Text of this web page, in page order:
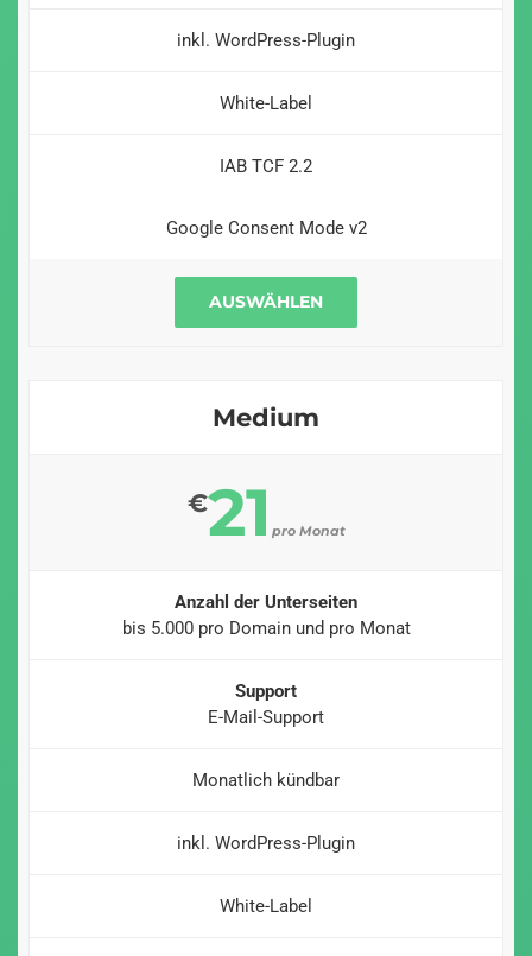
inkl. WordPress-Plugin
White-Label
IAB TCF 2.2
Google Consent Mode v2
AUSWÄHLEN
Medium
€21 pro Monat
Anzahl der Unterseiten
bis 5.000 pro Domain und pro Monat
Support
E-Mail-Support
Monatlich kündbar
inkl. WordPress-Plugin
White-Label